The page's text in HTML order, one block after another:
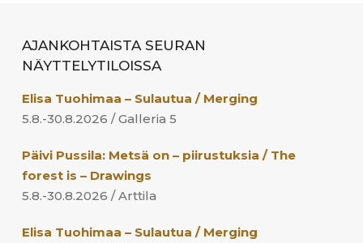
AJANKOHTAISTA SEURAN
NÄYTTELYTILOISSA
Elisa Tuohimaa – Sulautua / Merging
5.8.-30.8.2026 / Galleria 5
Päivi Pussila: Metsä on – piirustuksia / The
forest is – Drawings
5.8.-30.8.2026 / Arttila
Elisa Tuohimaa – Sulautua / Merging